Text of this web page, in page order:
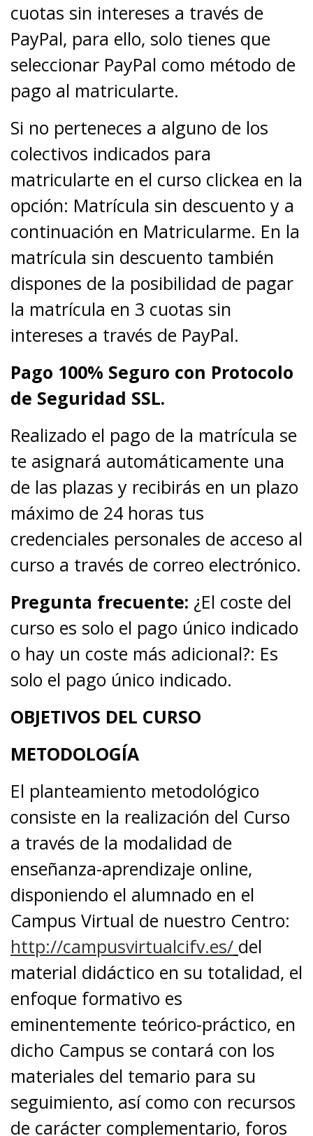
cuotas sin intereses a través de
PayPal, para ello, solo tienes que
seleccionar PayPal como método de
pago al matricularte.
Si no perteneces a alguno de los
colectivos indicados para
matricularte en el curso clickea en la
opción: Matrícula sin descuento y a
continuación en Matricularme. En la
matrícula sin descuento también
dispones de la posibilidad de pagar
la matrícula en 3 cuotas sin
intereses a través de PayPal.
Pago 100% Seguro con Protocolo
de Seguridad SSL.
Realizado el pago de la matrícula se
te asignará automáticamente una
de las plazas y recibirás en un plazo
máximo de 24 horas tus
credenciales personales de acceso al
curso a través de correo electrónico.
Pregunta frecuente: ¿El coste del
curso es solo el pago único indicado
o hay un coste más adicional?: Es
solo el pago único indicado.
OBJETIVOS DEL CURSO
METODOLOGÍA
El planteamiento metodológico
consiste en la realización del Curso
a través de la modalidad de
enseñanza-aprendizaje online,
disponiendo el alumnado en el
Campus Virtual de nuestro Centro:
http://campusvirtualcifv.es/ del
material didáctico en su totalidad, el
enfoque formativo es
eminentemente teórico-práctico, en
dicho Campus se contará con los
materiales del temario para su
seguimiento, así como con recursos
de carácter complementario, foros